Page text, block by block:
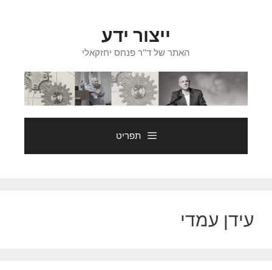
ייצור ידע
האתר של ד"ר פנחס יחזקאלי
תפריט
עידן עמדי